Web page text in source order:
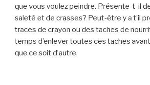
que vous voulez peindre. Présente-t-il
saleté et de crasses? Peut-être y a t’il
traces de crayon ou des taches de
temps d’enlever toutes ces taches
que ce soit d’autre.